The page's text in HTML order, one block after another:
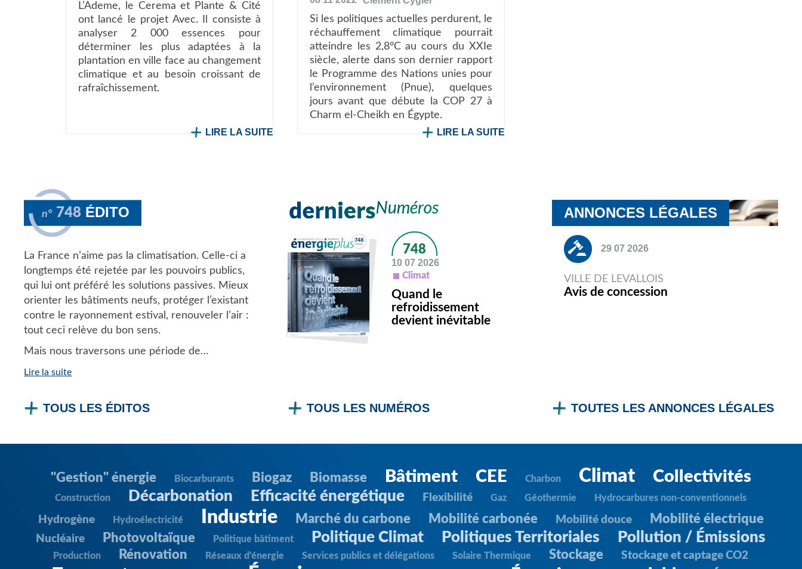
L’Ademe, le Cerema et Plante & Cité
ont lancé le projet Avec. Il consiste à
analyser 2 000 essences pour
déterminer les plus adaptées à la
plantation en ville face au changement
climatique et au besoin croissant de
rafraîchissement.
LIRE LA SUITE
Si les politiques actuelles perdurent, le
réchauffement climatique pourrait
atteindre les 2,8°C au cours du XXIe
siècle, alerte dans son dernier rapport
le Programme des Nations unies pour
l’environnement (Pnue), quelques
jours avant que débute la COP 27 à
Charm el-Cheikh en Égypte.
LIRE LA SUITE
n° 748 ÉDITO
La France n’aime pas la climatisation. Celle-ci a
longtemps été rejetée par les pouvoirs publics,
qui lui ont préféré les solutions passives. Mieux
orienter les bâtiments neufs, protéger l’existant
contre le rayonnement estival, renouveler l’air :
tout ceci relève du bon sens.
Mais nous traversons une période de…
Lire la suite
TOUS LES ÉDITOS
748
10 07 2026
Climat
Quand le
refroidissement
devient inévitable
TOUS LES NUMÉROS
ANNONCES LÉGALES
29 07 2026
VILLE DE LEVALLOIS
Avis de concession
TOUTES LES ANNONCES LÉGALES
"Gestion" énergie Biocarburants Biogaz Biomasse Bâtiment CEE Charbon Climat Collectivités
Construction Décarbonation Efficacité énergétique Flexibilité Gaz Géothermie Hydrocarbures non-conventionnels
Hydrogène Hydroélectricité Industrie Marché du carbone Mobilité carbonée Mobilité douce Mobilité électrique
Nucléaire Photovoltaïque Politique bâtiment Politique Climat Politiques Territoriales Pollution / Émissions
Production Rénovation Réseaux d'énergie Services publics et délégations Solaire Thermique Stockage Stockage et captage CO2